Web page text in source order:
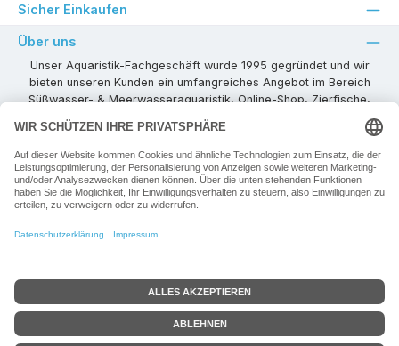
Sicher Einkaufen
Über uns
Unser Aquaristik-Fachgeschäft wurde 1995 gegründet und wir
bieten unseren Kunden ein umfangreiches Angebot im Bereich
Süßwasser- & Meerwasseraquaristik, Online-Shop, Zierfische,
Pflanzen, Aquarienkombinationen, Technikzubehör usw. ! Als
kompetenter Aquaristik-Fachhandelspartner stehen wir Ihnen für
alle Ihre Projekte und Einrichtungs- oder Besatzwünsche zur
Verfügung!
Besuchen Sie uns in unseren Räumlichkeiten oder senden Sie uns
Vertrag widerrufen
Alle Preise inkl. gesetzl. Mehrwertsteuer zzgl.Versandkosten+ ggf. zzgl.